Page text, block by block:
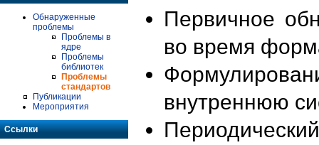
Обнаруженные
проблемы
Проблемы в
ядре
Проблемы
библиотек
Проблемы
стандартов
Публикации
Мероприятия
Ссылки
Первичное
во время
внутреннюю